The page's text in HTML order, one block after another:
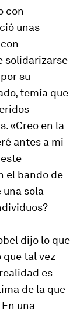
con
unas
solidarizarse
su
temía que
«Creo en la
antes a mi
el bando de
sola
dijo lo que
que tal vez
es
de la que
En una